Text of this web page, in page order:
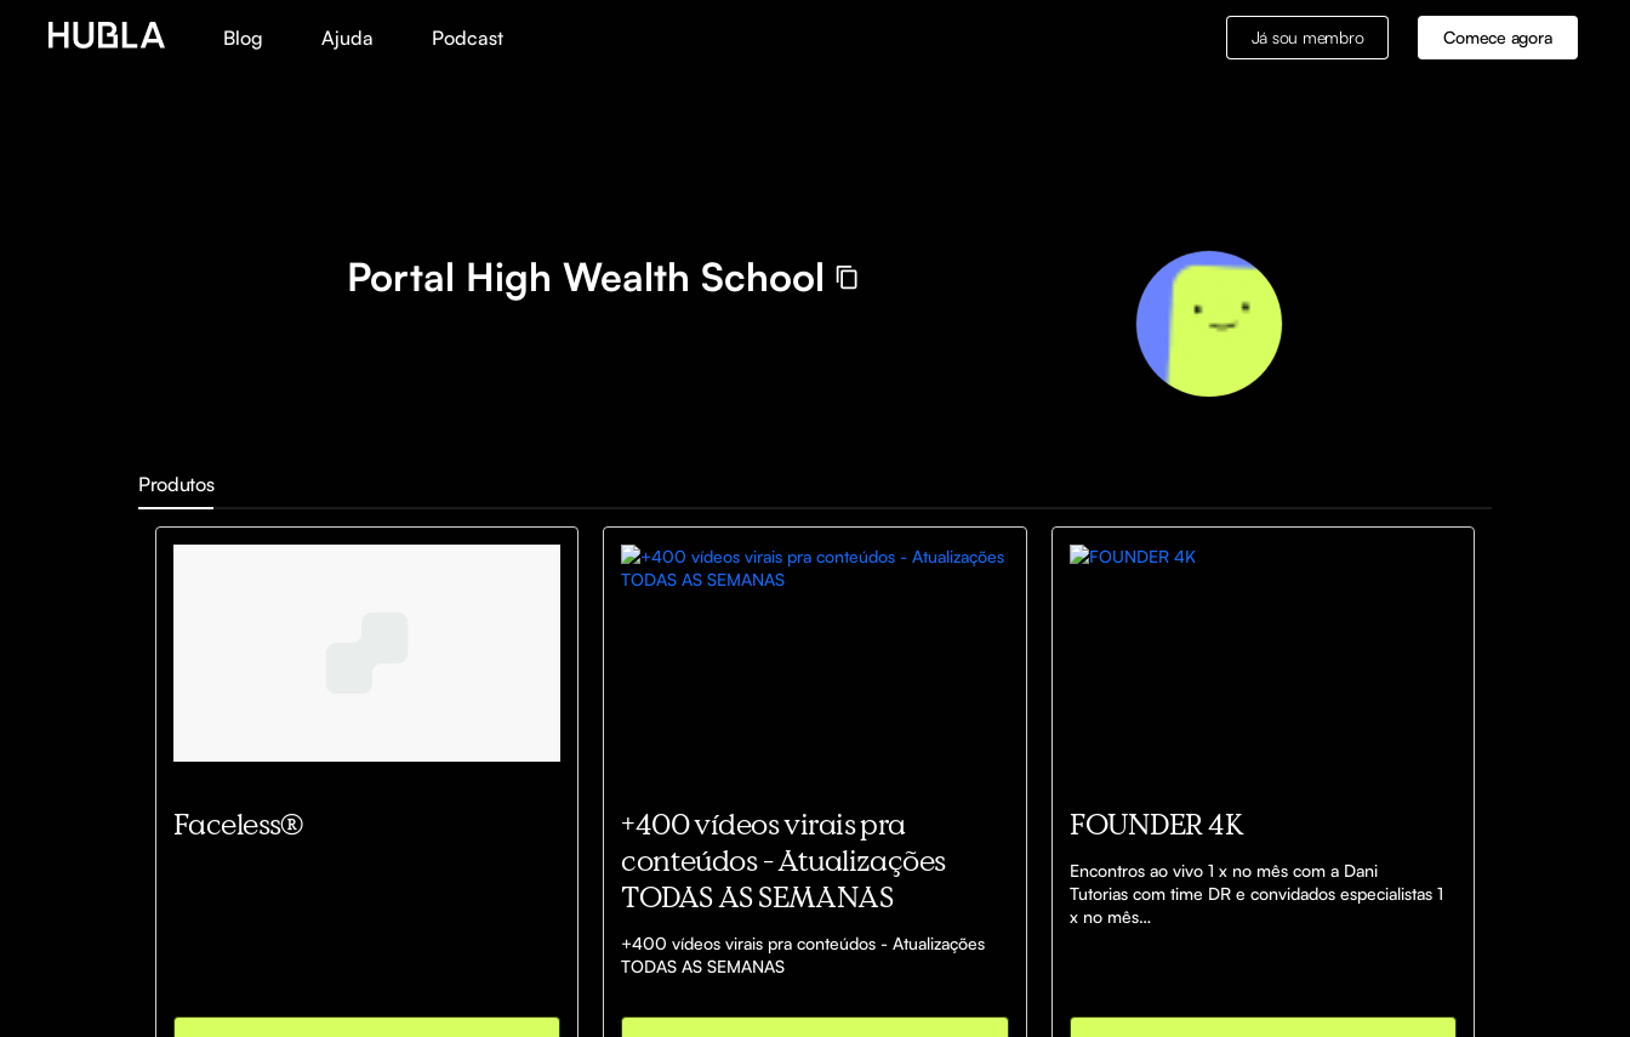
Blog Ajuda Podcast Já sou membro Comece agora
Portal High Wealth School
Produtos
Faceless®
+400 vídeos virais pra
conteúdos - Atualizações
TODAS AS SEMANAS
+400 vídeos virais pra conteúdos - Atualizações
TODAS AS SEMANAS
FOUNDER 4K
Encontros ao vivo 1 x no mês com a Dani
Tutorias com time DR e convidados especialistas 1
x no mês